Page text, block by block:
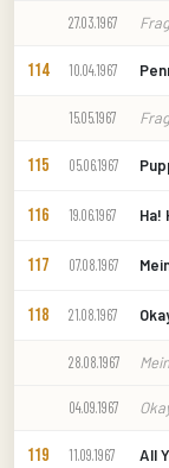
27.03.1967
114 10.04.1967
15.05.1967
115 05.06.1967
116 19.06.1967 Ha!
117 07.08.1967
118 21.08.1967
28.08.1967
04.09.1967
119 11.09.1967 All